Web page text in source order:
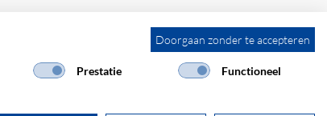
Doorgaan zonder te accepteren
Prestatie Functioneel